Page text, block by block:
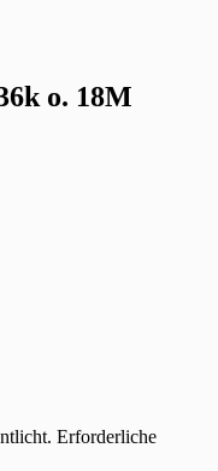
o. 18M
Erforderliche